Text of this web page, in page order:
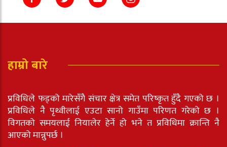
हाम्रो बारे
प्रविधिले फड्को मारेसँगै संचार क्षेत्र समेत परिष्कृत हुँदै गएको छ ।
प्रविधिले नै पृथ्वीलाई एउटा सानो गाउँमा परिणत गरेको छ ।
विगतको समयलाई नियालेर हेर्ने हो भने त प्रविधिमा क्रान्ति नै
आएको मान्नुपर्छ ।